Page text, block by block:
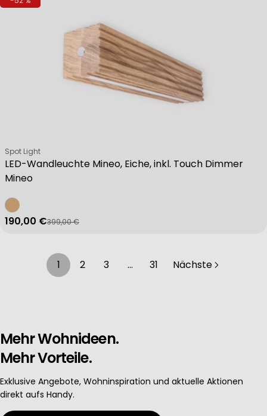
LED-Wandleuchte Mineo, Eiche, inkl. Touch Dimmer
Mineo
Verkäufer:
Spot Light
Verkaufspreis
190,00 €
Regulärer Preis
399,00 €
1 2 3 … 31 Nächste
Mehr Wohnideen.
Mehr Vorteile.
Exklusive Angebote, Wohninspiration und aktuelle Aktionen
direkt aufs Handy.